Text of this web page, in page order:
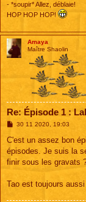
- *soupir* Allez, déblaie!
HOP HOP HOP!
Amaya
Maître Shaolin
Re: Épisode 1 :
M
s
a
g
30 11 2020, 19:03
C'est un assez bon
épisodes. Je suis la
finir sous les gravats
Tao est toujours